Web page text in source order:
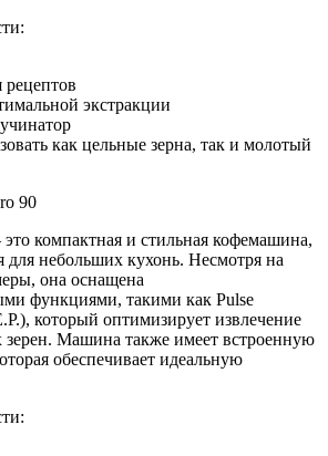
экстракции
как цельные зерна, так и молотый
90
компактная и стильная кофемашина,
для небольших кухонь. Несмотря на
она оснащена
функциями, такими как Pulse
который оптимизирует извлечение
зерен. Машина также имеет встроенную
обеспечивает идеальную